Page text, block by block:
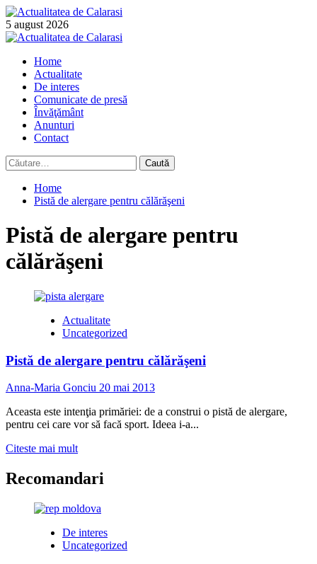
Skip
to
content
5 august 2026
Primary
Home
Actualitate
De interes
Comunicate de presă
Învăţământ
Anunturi
Contact
Caută
după:
Home
Pistă de alergare pentru călărăşeni
Pistă de alergare pentru
călărăşeni
Actualitate
Uncategorized
Pistă de alergare pentru călărăşeni
Anna-Maria Gonciu 20 mai 2013
Aceasta este intenţia primăriei: de a construi o pistă de alergare,
pentru cei care vor să facă sport. Ideea i-a...
Citeste mai multRead
about
Pistă
alergare
călărăşeni
Recomandari
De interes
Uncategorized